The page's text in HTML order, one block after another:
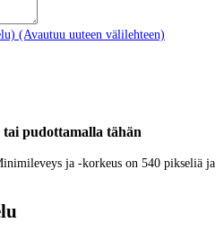
(Avautuu uuteen välilehteen)
pudottamalla tähän
ja -korkeus on 540 pikseliä ja